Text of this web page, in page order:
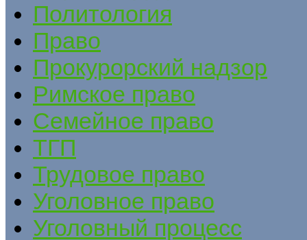
Политология
Право
Прокурорский надзор
Римское право
Семейное право
ТГП
Трудовое право
Уголовное право
Уголовный процесс